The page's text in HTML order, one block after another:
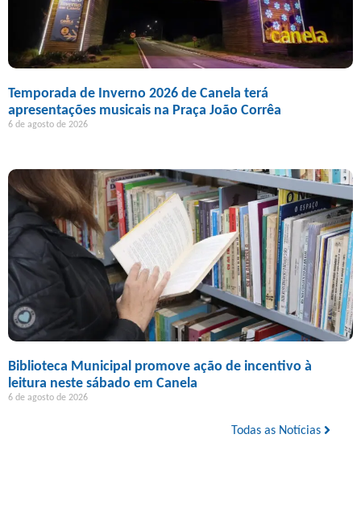
Temporada de Inverno 2026 de Canela terá
apresentações musicais na Praça João Corrêa
6 de agosto de 2026
Biblioteca Municipal promove ação de incentivo à
leitura neste sábado em Canela
6 de agosto de 2026
Todas as Notícias